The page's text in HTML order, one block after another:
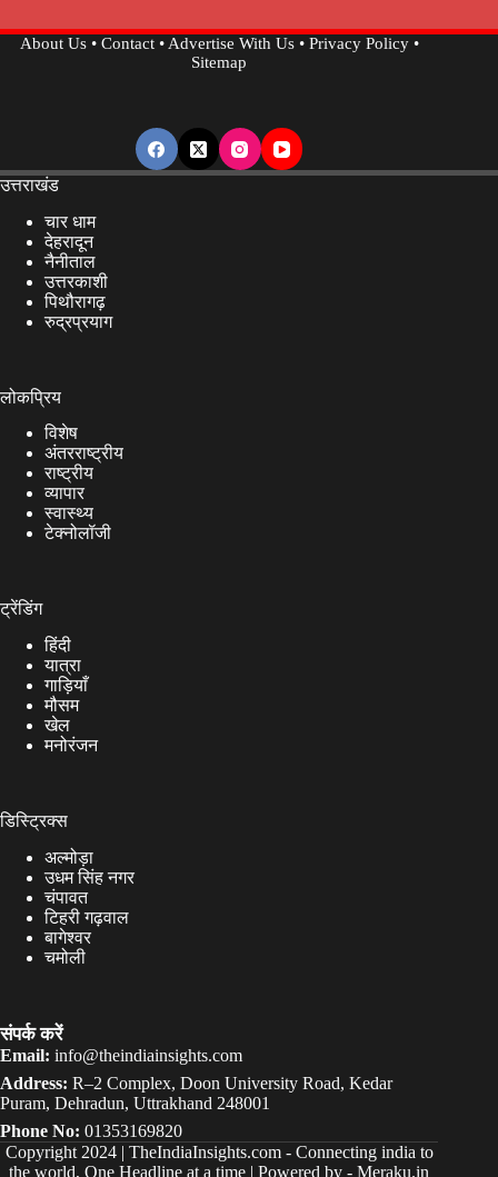
About Us• Contact•Advertise With Us• Privacy Policy•
Sitemap
उत्तराखंड
चार धाम
देहरादून
नैनीताल
उत्तरकाशी
पिथौरागढ़
रुद्रप्रयाग
लोकप्रिय
विशेष
अंतरराष्ट्रीय
राष्ट्रीय
व्यापार
स्वास्थ्य
टेक्नोलॉजी
ट्रेंडिंग
हिंदी
यात्रा
गाड़ियाँ
मौसम
खेल
मनोरंजन
डिस्ट्रिक्स
अल्मोड़ा
उधम सिंह नगर
चंपावत
टिहरी गढ़वाल
बागेश्वर
चमोली
संपर्क करें
Email: info@theindiainsights.com
Address: R–2 Complex, Doon University Road, Kedar
Puram, Dehradun, Uttrakhand 248001
Phone No: 01353169820
Copyright 2024 | TheIndiaInsights.com- Connecting india to
the world, One Headline at a time | Powered by -Meraku.in